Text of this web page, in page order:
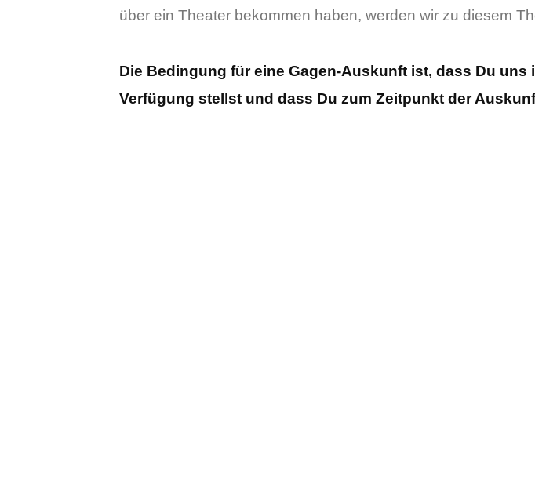
über ein Theater bekommen haben, werden wir zu diesem
Die Bedingung für eine Gagen-Auskunft ist, dass Du
Verfügung stellst und dass Du zum Zeitpunkt der